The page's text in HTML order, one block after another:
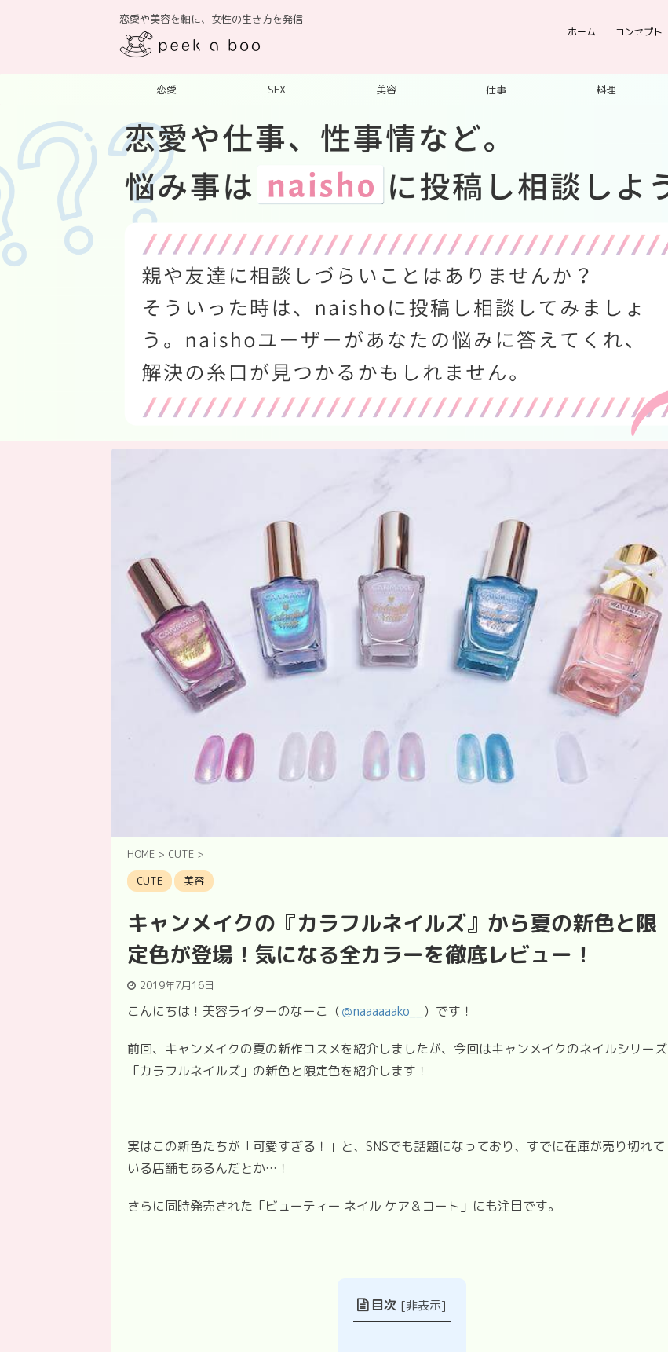
恋愛や美容を軸に、女性の生き方を発信
ホーム コンセプト
恋愛 SEX 美容 仕事 料理
HOME > CUTE >
CUTE
美容
キャンメイクの『カラフルネイルズ』から夏の新色と限
定色が登場！気になる全カラーを徹底レビュー！
2019年7月16日
こんにちは！美容ライターのなーこ（＠naaaaaako__ ）です！
前回、キャンメイクの夏の新作コスメを紹介しましたが、今回はキャンメイクのネイルシリーズ
「カラフルネイルズ」の新色と限定色を紹介します！
実はこの新色たちが「可愛すぎる！」と、 SNSでも話題になっており、すでに在庫が売り切れて
いる店舗もあるんだとか… ！
さらに同時発売された「ビューティー ネイル ケア＆コート」にも注目です。
目次 [非表示]